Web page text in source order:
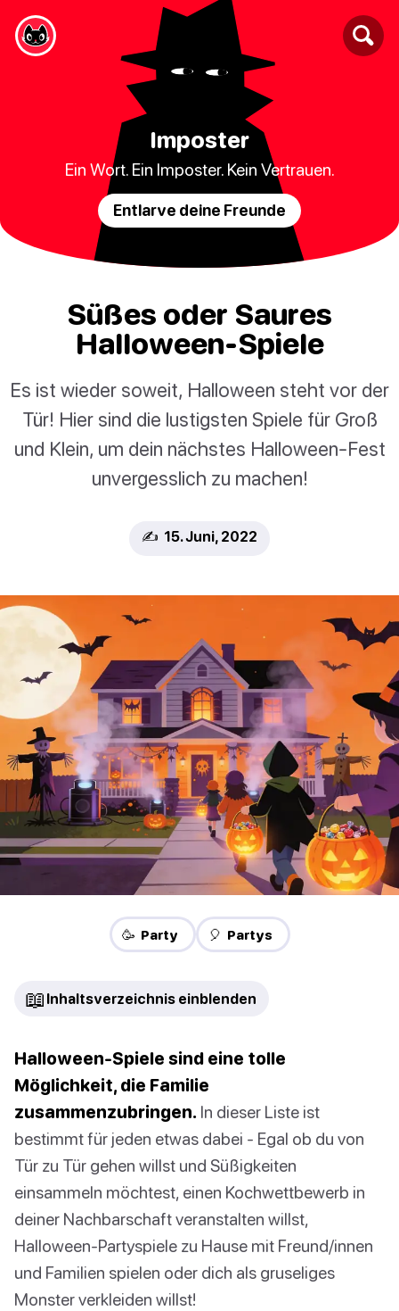
Imposter
Ein Wort. Ein Imposter. Kein Vertrauen.
Entlarve deine Freunde
Süßes oder Saures
Halloween-Spiele
Es ist wieder soweit, Halloween steht vor der
Tür! Hier sind die lustigsten Spiele für Groß
und Klein, um dein nächstes Halloween-Fest
unvergesslich zu machen!
✍️ 15. Juni, 2022
🥳 Party 🎈 Partys
📖 Inhaltsverzeichnis einblenden
Halloween-Spiele sind eine tolle
Möglichkeit, die Familie
zusammenzubringen. In dieser Liste ist
bestimmt für jeden etwas dabei - Egal ob du von
Tür zu Tür gehen willst und Süßigkeiten
einsammeln möchtest, einen Kochwettbewerb in
deiner Nachbarschaft veranstalten willst,
Halloween-Partyspiele zu Hause mit Freund/innen
und Familien spielen oder dich als gruseliges
Monster verkleiden willst!